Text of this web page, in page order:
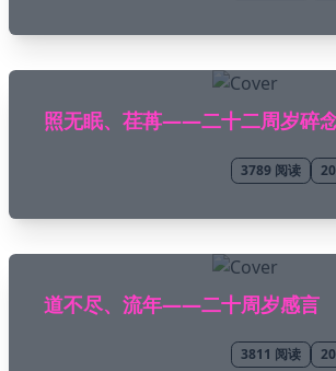
照无眠、荏苒——二十二周岁碎
3789 阅读
道不尽、流年——二十周岁感言
3811 阅读